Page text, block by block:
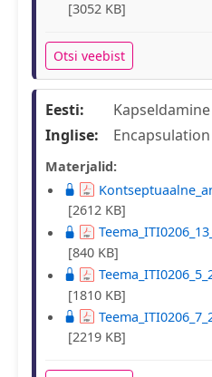
[3052 KB]
Otsi veebist
Eesti:
Kapseldamine
Inglise:
Encapsulation
Materjalid:
[2612 KB]
[840 KB]
[1810 KB]
[2219 KB]